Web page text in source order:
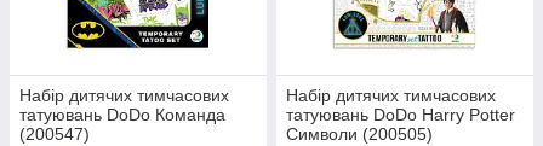
Набір дитячих тимчасових
татуювань DoDo Команда
(200547)
Набір дитячих тимчасових
татуювань DoDo Harry Potter
Символи (200505)